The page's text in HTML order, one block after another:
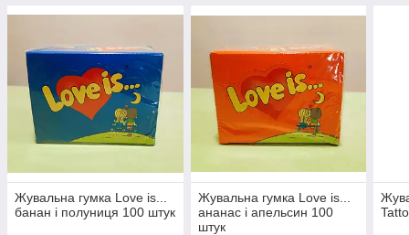
Жувальна гумка Love is...
банан і полуниця 100 штук
Жувальна гумка Love is...
ананас і апельсин 100
штук